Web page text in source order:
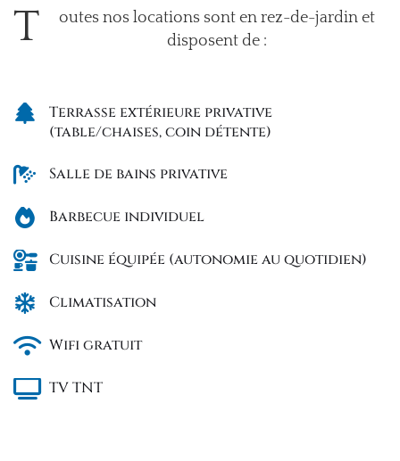
T
outes nos locations sont en rez-de-jardin et
disposent de :
Terrasse extérieure privative
(table/chaises, coin détente)
Salle de bains privative
Barbecue individuel
Cuisine équipée (autonomie au quotidien)
Climatisation
Wifi gratuit
TV TNT